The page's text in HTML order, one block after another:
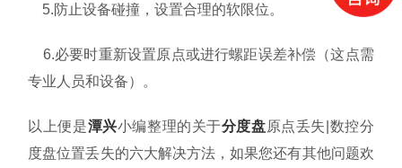
5.防止设备碰撞，设置合理的软限位。
6.必要时重新设置原点或进行螺距误差补偿（这点需
专业人员和设备）。
以上便是潭兴小编整理的关于分度盘原点丢失|数控分
度盘位置丢失的六大解决方法，如果您还有其他问题欢